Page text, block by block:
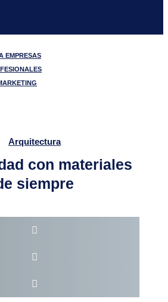
EMPRESAS
Arquitectura
con materiales
siempre